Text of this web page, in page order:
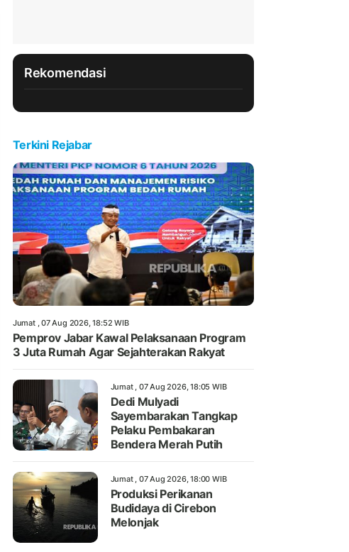
Rekomendasi
Terkini Rejabar
Jumat , 07 Aug 2026, 18:52 WIB
Pemprov Jabar Kawal Pelaksanaan Program
3 Juta Rumah Agar Sejahterakan Rakyat
Jumat , 07 Aug 2026, 18:05 WIB
Dedi Mulyadi
Sayembarakan Tangkap
Pelaku Pembakaran
Bendera Merah Putih
Jumat , 07 Aug 2026, 18:00 WIB
Produksi Perikanan
Budidaya di Cirebon
Melonjak